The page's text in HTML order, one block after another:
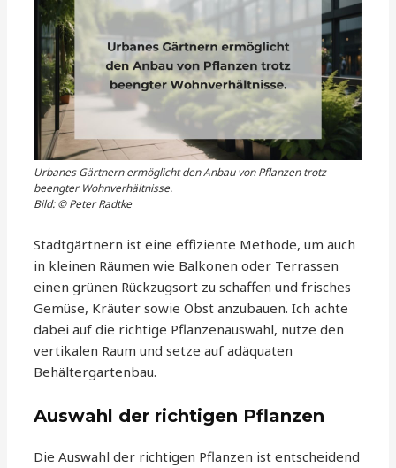
Urbanes Gärtnern ermöglicht den Anbau von Pflanzen trotz
beengter Wohnverhältnisse.
Bild: © Peter Radtke
Stadtgärtnern ist eine effiziente Methode, um auch
in kleinen Räumen wie Balkonen oder Terrassen
einen grünen Rückzugsort zu schaffen und frisches
Gemüse, Kräuter sowie Obst anzubauen. Ich achte
dabei auf die richtige Pflanzenauswahl, nutze den
vertikalen Raum und setze auf adäquaten
Behältergartenbau.
Auswahl der richtigen Pflanzen
Die Auswahl der richtigen Pflanzen ist entscheidend